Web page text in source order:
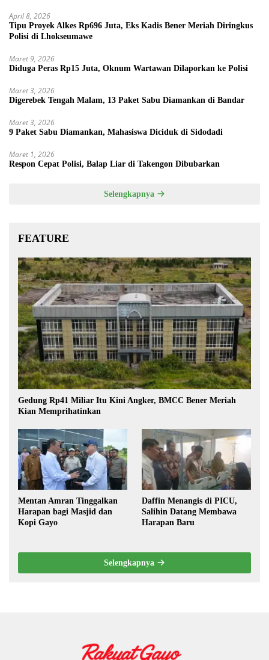
April 8, 2026
Tipu Proyek Alkes Rp696 Juta, Eks Kadis Bener Meriah Diringkus
Polisi di Lhokseumawe
Maret 9, 2026
Diduga Peras Rp15 Juta, Oknum Wartawan Dilaporkan ke Polisi
Maret 3, 2026
Digerebek Tengah Malam, 13 Paket Sabu Diamankan di Bandar
Maret 3, 2026
9 Paket Sabu Diamankan, Mahasiswa Diciduk di Sidodadi
Maret 1, 2026
Respon Cepat Polisi, Balap Liar di Takengon Dibubarkan
Selengkapnya
FEATURE
Gedung Rp41 Miliar Itu Kini Angker, BMCC Bener Meriah
Kian Memprihatinkan
Mentan Amran Tinggalkan
Harapan bagi Masjid dan
Kopi Gayo
Daffin Menangis di PICU,
Salihin Datang Membawa
Harapan Baru
Selengkapnya